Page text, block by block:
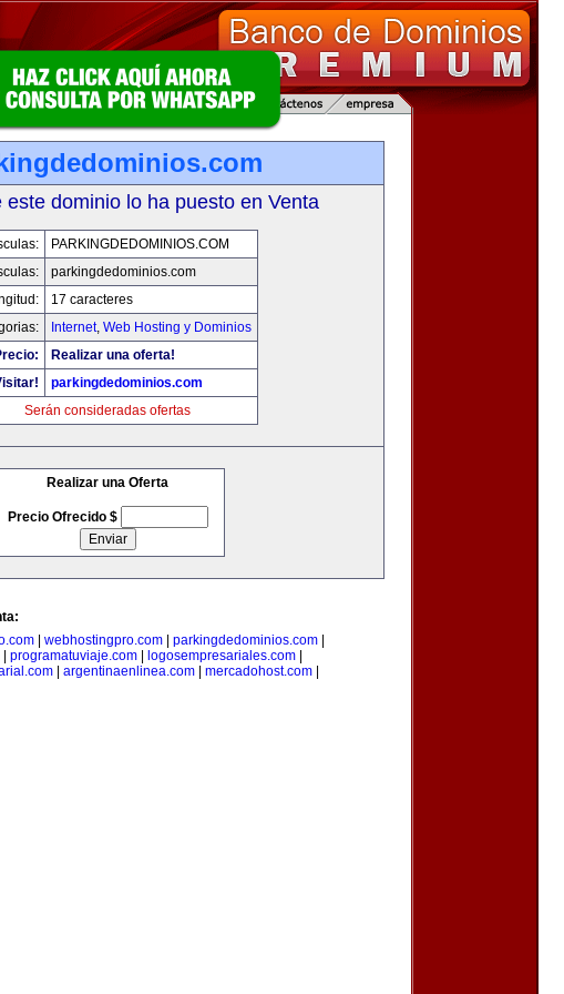
este dominio lo ha puesto en Venta
PARKINGDEDOMINIOS.COM
parkingdedominios.com
17 caracteres
Internet, Web Hosting y Dominios
Realizar una oferta!
parkingdedominios.com
Serán consideradas ofertas
Realizar una Oferta
Precio Ofrecido $
| webhostingpro.com| parkingdedominios.com|
programatuviaje.com logosempresariales.com
argentinaenlinea.com mercadohost.com